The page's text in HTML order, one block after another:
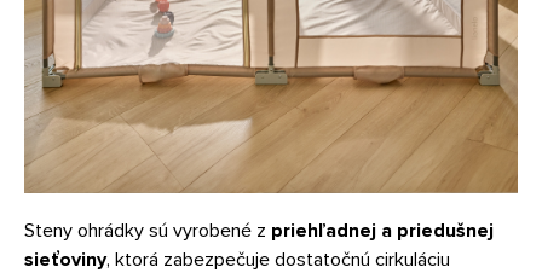
Steny ohrádky sú vyrobené z priehľadnej a priedušnej
sieťoviny, ktorá zabezpečuje dostatočnú cirkuláciu